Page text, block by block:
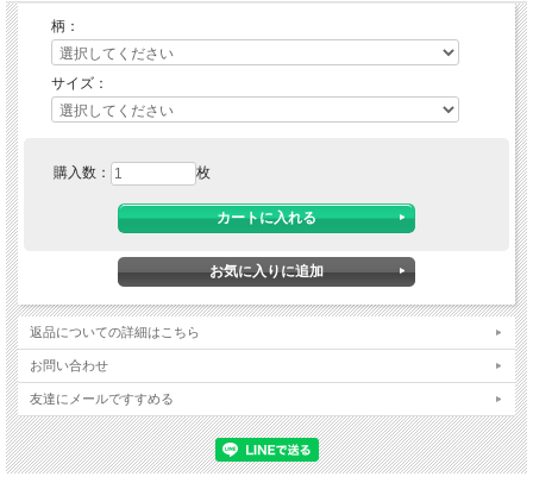
柄：
サイズ：
購入数： 枚
返品についての詳細はこちら
お問い合わせ
友達にメールですすめる